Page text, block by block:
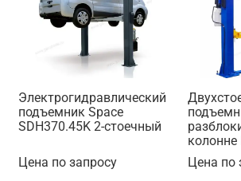
Электрогидравлический
подъемник Space
SDH370.45K 2-стоечный
Цена по запросу
колонне
Цена по